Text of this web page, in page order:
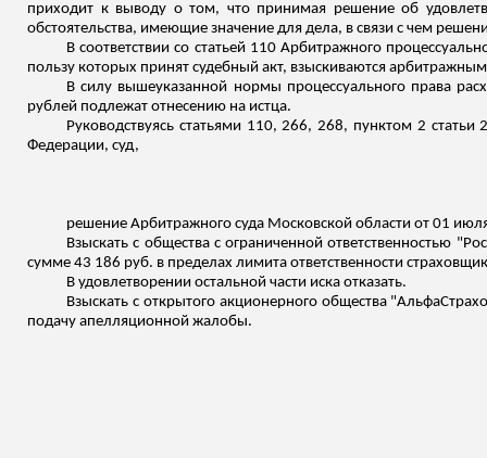
приходит к выводу о том, что принимая решение об
обстоятельства, имеющие значение для дела, в связи с чем
В соответствии со статьей 110 Арбитражного
пользу которых принят судебный акт, взыскиваются
В силу вышеуказанной нормы процессуального права
рублей подлежат отнесению на истца.
Руководствуясь статьями 110, 266, 268, пунктом 2
Федерации, суд,
решение Арбитражного суда Московской области от 01
Взыскать с общества с ограниченной ответственностью
сумме 43 186 руб. в пределах лимита ответственности
В удовлетворении остальной части иска отказать.
Взыскать с открытого акционерного общества
подачу апелляционной жалобы.